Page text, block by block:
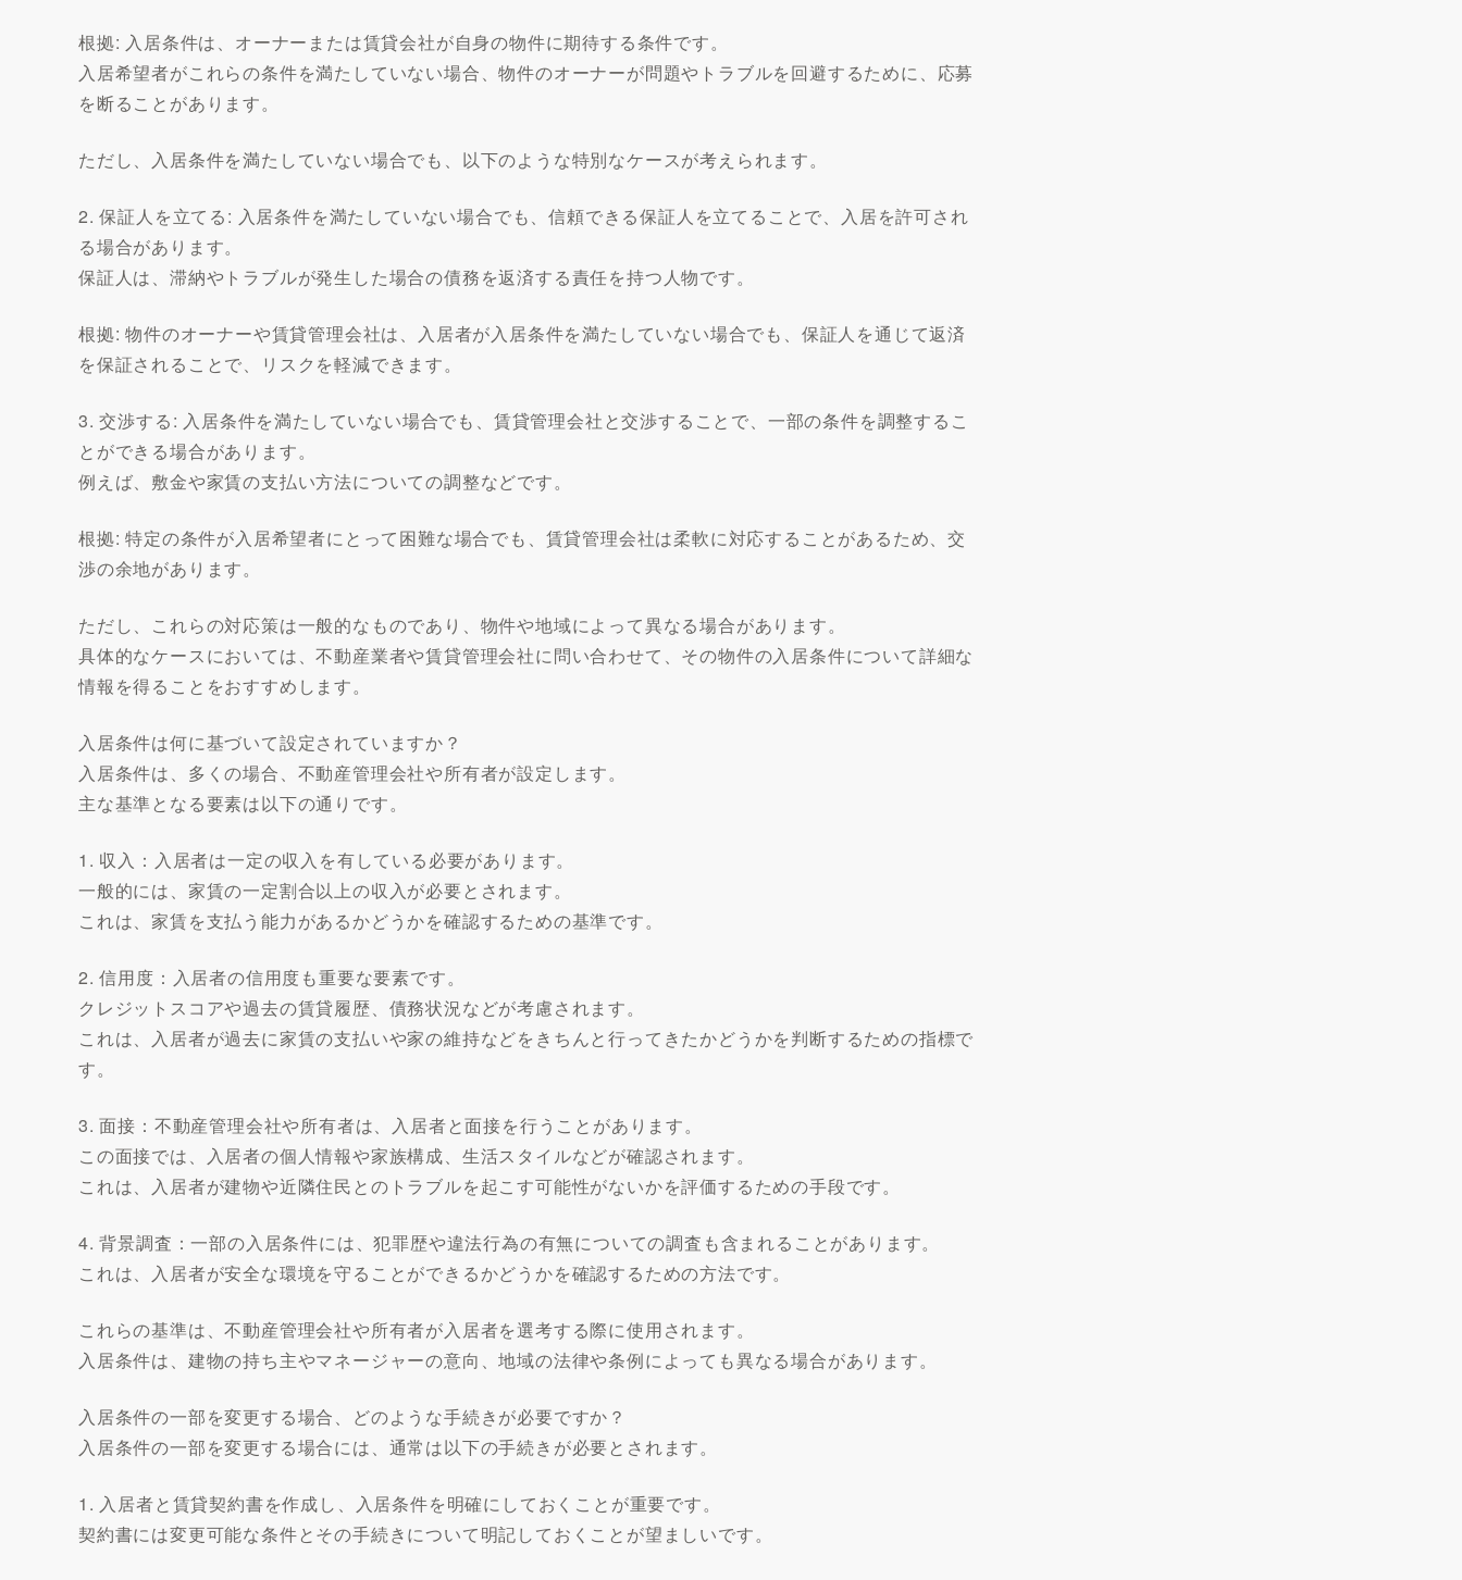
根拠: 入居条件は、オーナーまたは賃貸会社が自身の物件に期待する条件です。
入居希望者がこれらの条件を満たしていない場合、物件のオーナーが問題やトラブルを回避するために、応募
を断ることがあります。
ただし、入居条件を満たしていない場合でも、以下のような特別なケースが考えられます。
2. 保証人を立てる: 入居条件を満たしていない場合でも、信頼できる保証人を立てることで、入居を許可され
る場合があります。
保証人は、滞納やトラブルが発生した場合の債務を返済する責任を持つ人物です。
根拠: 物件のオーナーや賃貸管理会社は、入居者が入居条件を満たしていない場合でも、保証人を通じて返済
を保証されることで、リスクを軽減できます。
3. 交渉する: 入居条件を満たしていない場合でも、賃貸管理会社と交渉することで、一部の条件を調整するこ
とができる場合があります。
例えば、敷金や家賃の支払い方法についての調整などです。
根拠: 特定の条件が入居希望者にとって困難な場合でも、賃貸管理会社は柔軟に対応することがあるため、交
渉の余地があります。
ただし、これらの対応策は一般的なものであり、物件や地域によって異なる場合があります。
具体的なケースにおいては、不動産業者や賃貸管理会社に問い合わせて、その物件の入居条件について詳細な
情報を得ることをおすすめします。
入居条件は何に基づいて設定されていますか？
入居条件は、多くの場合、不動産管理会社や所有者が設定します。
主な基準となる要素は以下の通りです。
1. 収入：入居者は一定の収入を有している必要があります。
一般的には、家賃の一定割合以上の収入が必要とされます。
これは、家賃を支払う能力があるかどうかを確認するための基準です。
2. 信用度：入居者の信用度も重要な要素です。
クレジットスコアや過去の賃貸履歴、債務状況などが考慮されます。
これは、入居者が過去に家賃の支払いや家の維持などをきちんと行ってきたかどうかを判断するための指標で
す。
3. 面接：不動産管理会社や所有者は、入居者と面接を行うことがあります。
この面接では、入居者の個人情報や家族構成、生活スタイルなどが確認されます。
これは、入居者が建物や近隣住民とのトラブルを起こす可能性がないかを評価するための手段です。
4. 背景調査：一部の入居条件には、犯罪歴や違法行為の有無についての調査も含まれることがあります。
これは、入居者が安全な環境を守ることができるかどうかを確認するための方法です。
これらの基準は、不動産管理会社や所有者が入居者を選考する際に使用されます。
入居条件は、建物の持ち主やマネージャーの意向、地域の法律や条例によっても異なる場合があります。
入居条件の一部を変更する場合、どのような手続きが必要ですか？
入居条件の一部を変更する場合には、通常は以下の手続きが必要とされます。
1. 入居者と賃貸契約書を作成し、入居条件を明確にしておくことが重要です。
契約書には変更可能な条件とその手続きについて明記しておくことが望ましいです。